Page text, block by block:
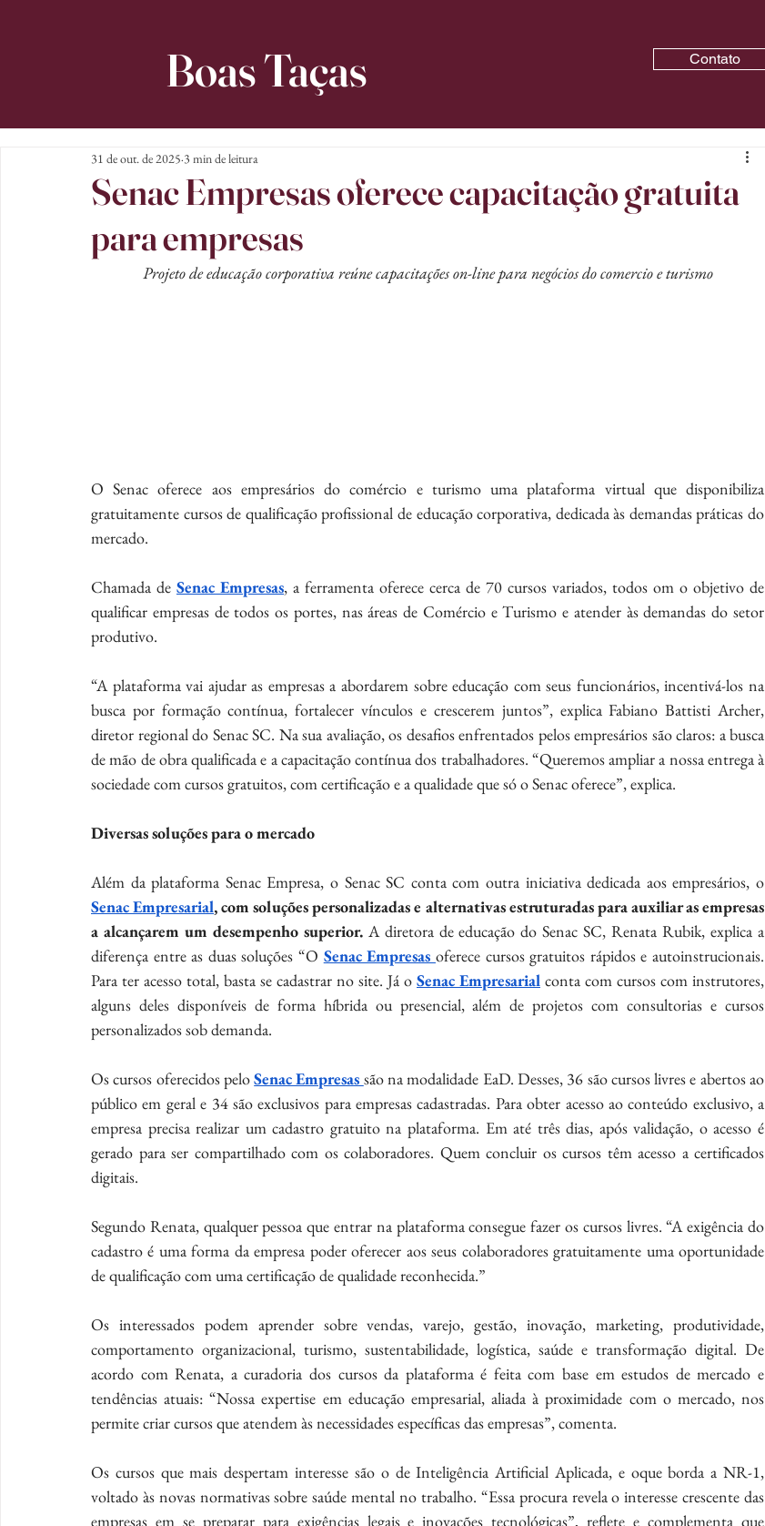
Boas Taças Contato
Senac Empresas oferece capacitação gratuita
para empresas
31 de out. de 2025 3 min de leitura
Projeto de educação corporativa reúne capacitações on-line para negócios do comercio e turismo
O Senac oferece aos empresários do comércio e turismo uma plataforma virtual que disponibiliza
gratuitamente cursos de qualificação profissional de educação corporativa, dedicada às demandas práticas do
mercado.
Chamada de Senac Empresas, a ferramenta oferece cerca de 70 cursos variados, todos om o objetivo de
qualificar empresas de todos os portes, nas áreas de Comércio e Turismo e atender às demandas do setor
produtivo.
“A plataforma vai ajudar as empresas a abordarem sobre educação com seus funcionários, incentivá-los na
busca por formação contínua, fortalecer vínculos e crescerem juntos”, explica Fabiano Battisti Archer,
diretor regional do Senac SC. Na sua avaliação, os desafios enfrentados pelos empresários são claros: a busca
de mão de obra qualificada e a capacitação contínua dos trabalhadores. “Queremos ampliar a nossa entrega à
sociedade com cursos gratuitos, com certificação e a qualidade que só o Senac oferece”, explica.
Diversas soluções para o mercado
Senac Empresarial, com soluções personalizadas e alternativas estruturadas para auxiliar as empresas
a alcançarem um desempenho superior. A diretora de educação do Senac SC, Renata Rubik, explica a
diferença entre as duas soluções “O Senac Empresas oferece cursos gratuitos rápidos e autoinstrucionais.
Para ter acesso total, basta se cadastrar no site. Já o Senac Empresarial conta com cursos com instrutores,
alguns deles disponíveis de forma híbrida ou presencial, além de projetos com consultorias e cursos
personalizados sob demanda.
Os cursos oferecidos pelo Senac Empresas são na modalidade EaD. Desses, 36 são cursos livres e abertos ao
público em geral e 34 são exclusivos para empresas cadastradas. Para obter acesso ao conteúdo exclusivo, a
empresa precisa realizar um cadastro gratuito na plataforma. Em até três dias, após validação, o acesso é
gerado para ser compartilhado com os colaboradores. Quem concluir os cursos têm acesso a certificados
digitais.
Segundo Renata, qualquer pessoa que entrar na plataforma consegue fazer os cursos livres. “A exigência do
cadastro é uma forma da empresa poder oferecer aos seus colaboradores gratuitamente uma oportunidade
de qualificação com uma certificação de qualidade reconhecida.”
Os interessados podem aprender sobre vendas, varejo, gestão, inovação, marketing, produtividade,
comportamento organizacional, turismo, sustentabilidade, logística, saúde e transformação digital. De
acordo com Renata, a curadoria dos cursos da plataforma é feita com base em estudos de mercado e
tendências atuais: “Nossa expertise em educação empresarial, aliada à proximidade com o mercado, nos
permite criar cursos que atendem às necessidades específicas das empresas”, comenta.
Os cursos que mais despertam interesse são o de Inteligência Artificial Aplicada, e oque borda a NR-1,
voltado às novas normativas sobre saúde mental no trabalho. “Essa procura revela o interesse crescente das
empresas em se preparar para exigências legais e inovações tecnológicas”, reflete e complementa que